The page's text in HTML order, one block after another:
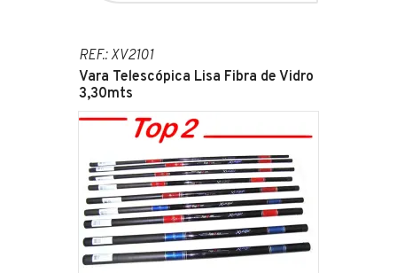
REF.: XV2101
Vara Telescópica Lisa Fibra de Vidro
3,30mts